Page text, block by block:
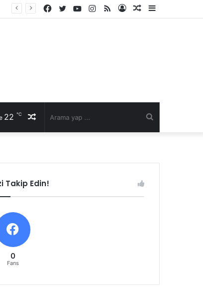
Kenar
Rastgele
Kayıt
RSS
Instagram
YouTube
Twitter
Facebook
Rastgele
22 ℃
Takip Edin!
0
Fans